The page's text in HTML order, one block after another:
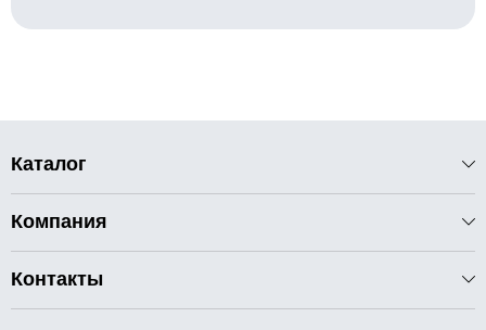
Каталог
Компания
Контакты